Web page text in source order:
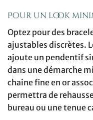
Pour un look
Optez pour des
ajustables discrètes.
ajoute un pendentif
dans une démarche
chaine fine en or
permettra de
bureau ou une tenue